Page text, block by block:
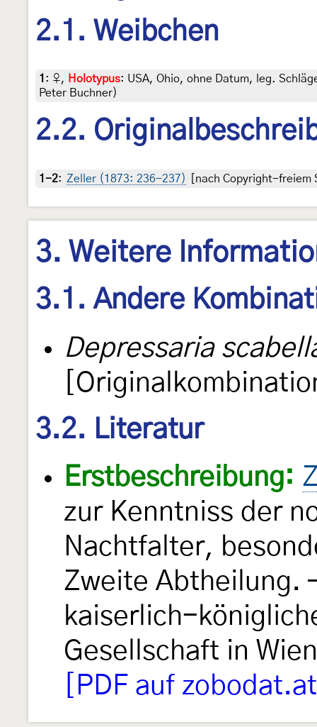
2.1. Weibchen
1 : ♀, Holotypus: USA, Ohio, ohne Datum, leg.
Peter Buchner)
2.2.
1-2: Zeller (1873: 236-237) [nach Copyright-freiem
3. Weitere
3.1. Andere
Depressaria
3.2. Literatur
Erstbeschreibung:
zur Kenntniss der
Nachtfalter,
Zweite Abtheilung.
kaiserlich-
Gesellschaft in
[PDF auf